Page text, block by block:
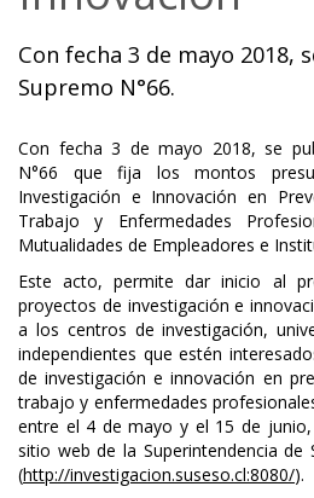
Con fecha 3 de mayo 2018,
Supremo N°66.
Con fecha 3 de mayo 2018, se
N°66 que fija los montos
Investigación e Innovación en
Trabajo y Enfermedades
Mutualidades de Empleadores e
Este acto, permite dar inicio al
proyectos de investigación e
a los centros de investigación,
independientes que estén
de investigación e innovación en
trabajo y enfermedades
entre el 4 de mayo y el 15 de
sitio web de la Superintendencia de
(http://investigacion.suseso.cl:8080/).